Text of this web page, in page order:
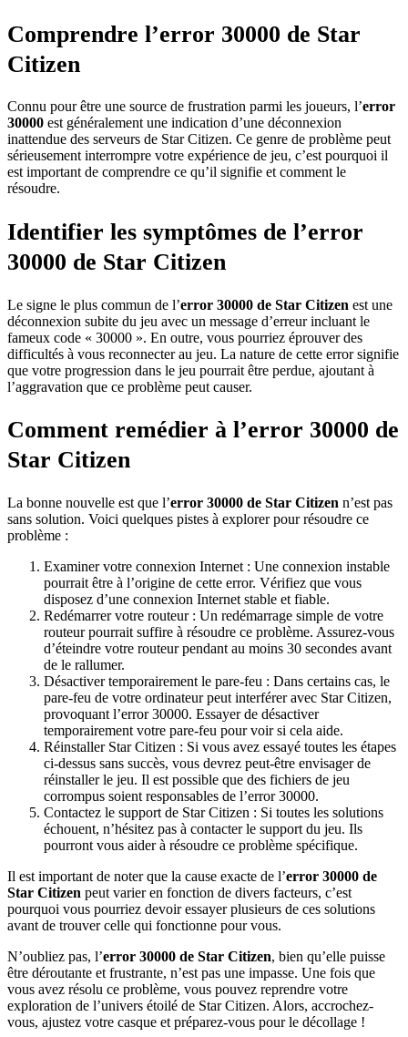
Comprendre l’error 30000 de Star
Citizen
Connu pour être une source de frustration parmi les joueurs, l’error
30000 est généralement une indication d’une déconnexion
inattendue des serveurs de Star Citizen. Ce genre de problème peut
sérieusement interrompre votre expérience de jeu, c’est pourquoi il
est important de comprendre ce qu’il signifie et comment le
résoudre.
Identifier les symptômes de l’error
30000 de Star Citizen
Le signe le plus commun de l’error 30000 de Star Citizen est une
déconnexion subite du jeu avec un message d’erreur incluant le
fameux code « 30000 ». En outre, vous pourriez éprouver des
difficultés à vous reconnecter au jeu. La nature de cette error signifie
que votre progression dans le jeu pourrait être perdue, ajoutant à
l’aggravation que ce problème peut causer.
Comment remédier à l’error 30000 de
Star Citizen
La bonne nouvelle est que l’error 30000 de Star Citizen n’est pas
sans solution. Voici quelques pistes à explorer pour résoudre ce
problème :
Examiner votre connexion Internet : Une connexion instable
pourrait être à l’origine de cette error. Vérifiez que vous
disposez d’une connexion Internet stable et fiable.
Redémarrer votre routeur : Un redémarrage simple de votre
routeur pourrait suffire à résoudre ce problème. Assurez-vous
d’éteindre votre routeur pendant au moins 30 secondes avant
de le rallumer.
Désactiver temporairement le pare-feu : Dans certains cas, le
pare-feu de votre ordinateur peut interférer avec Star Citizen,
provoquant l’error 30000. Essayer de désactiver
temporairement votre pare-feu pour voir si cela aide.
Réinstaller Star Citizen : Si vous avez essayé toutes les étapes
ci-dessus sans succès, vous devrez peut-être envisager de
réinstaller le jeu. Il est possible que des fichiers de jeu
corrompus soient responsables de l’error 30000.
Contactez le support de Star Citizen : Si toutes les solutions
échouent, n’hésitez pas à contacter le support du jeu. Ils
pourront vous aider à résoudre ce problème spécifique.
Il est important de noter que la cause exacte de l’error 30000 de
Star Citizen peut varier en fonction de divers facteurs, c’est
pourquoi vous pourriez devoir essayer plusieurs de ces solutions
avant de trouver celle qui fonctionne pour vous.
N’oubliez pas, l’error 30000 de Star Citizen, bien qu’elle puisse
être déroutante et frustrante, n’est pas une impasse. Une fois que
vous avez résolu ce problème, vous pouvez reprendre votre
exploration de l’univers étoilé de Star Citizen. Alors, accrochez-
vous, ajustez votre casque et préparez-vous pour le décollage !